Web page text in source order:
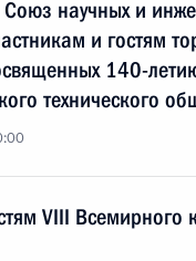
научных и
и гостям
140-
технического
VIII Всемирного